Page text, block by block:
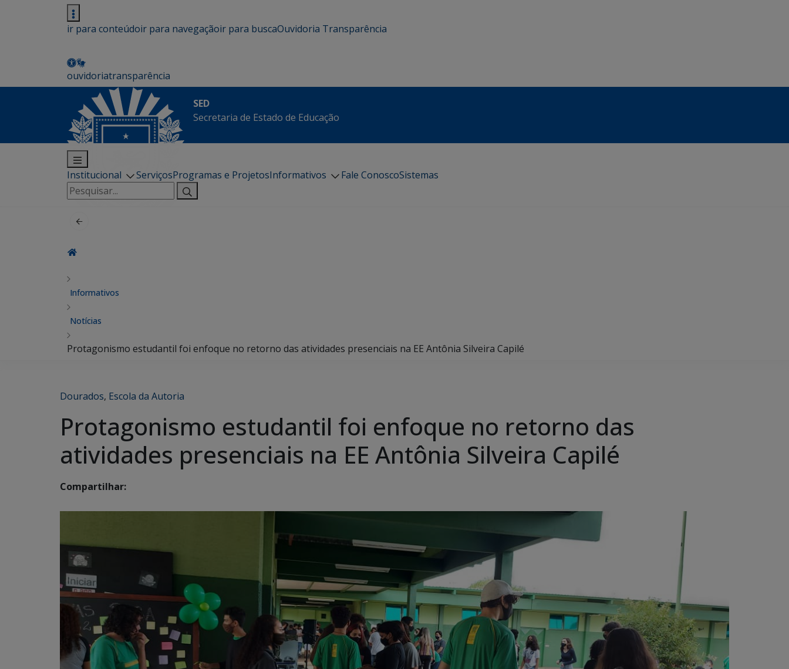
ir para conteúdoir para navegaçãoir para buscaOuvidoria Transparência
ouvidoriatransparência
SED
Secretaria de Estado de Educação
Institucional ServiçosProgramas e ProjetosInformativos Fale ConoscoSistemas
Pesquisar
por:
Informativos
Notícias
Protagonismo estudantil foi enfoque no retorno das atividades presenciais na EE Antônia Silveira Capilé
Dourados, Escola da Autoria
Protagonismo estudantil foi enfoque no retorno das
atividades presenciais na EE Antônia Silveira Capilé
Compartilhar: